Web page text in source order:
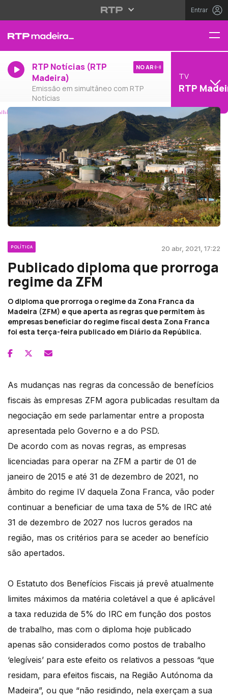
Entrar
RTP Notícias (RTP
Madeira)
Emissão em simultâneo com RTP
Notícias
NO AR
TV
RTP
POLÍTICA 20 abr, 2021, 17:22
Publicado diploma que prorroga
regime da ZFM
O diploma que prorroga o regime da Zona Franca da
Madeira (ZFM) e que aperta as regras que permitem às
empresas beneficiar do regime fiscal desta Zona Franca
foi esta terça-feira publicado em Diário da República.
As mudanças nas regras da concessão de benefícios
fiscais às empresas ZFM agora publicadas resultam da
negociação em sede parlamentar entre a proposta
apresentada pelo Governo e a do PSD.
De acordo com as novas regras, as empresas
licenciadas para operar na ZFM a partir de 01 de
janeiro de 2015 e até 31 de dezembro de 2021, no
âmbito do regime IV daquela Zona Franca, vão poder
continuar a beneficiar de uma taxa de 5% de IRC até
31 de dezembro de 2027 nos lucros gerados na
região, mas os critérios para se aceder ao benefício
são apertados.
O Estatuto dos Benefícios Fiscais já prevê atualmente
limites máximos da matéria coletável a que é aplicável
a taxa reduzida de 5% do IRC em função dos postos
de trabalho, mas com o diploma hoje publicado
apenas são considerados como postos de trabalho
‘elegíveis’ para este efeito os relativos a pessoas “que
residam, para efeitos fiscais, na Região Autónoma da
Madeira”, ou que “não residindo, nela exerçam a sua